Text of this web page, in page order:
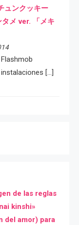
ュンクッキー
メ ver. 「メキ
[…]
de las reglas
kinshi»
del amor) para